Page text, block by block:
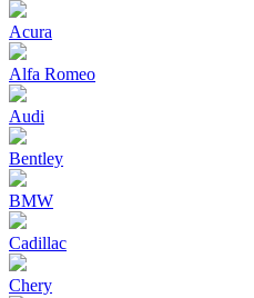
Acura
Alfa Romeo
Audi
Bentley
BMW
Cadillac
Chery